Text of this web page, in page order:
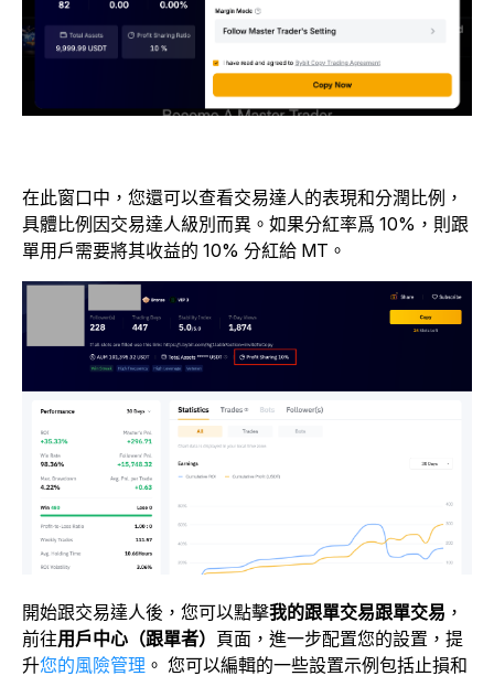
在此窗口中，您還可以查看交易達人的表現和分潤比例，
具體比例因交易達人級別而異。如果分紅率爲 10%，則跟
單用戶需要將其收益的 10% 分紅給 MT。
開始跟交易達人後，您可以點擊我的跟單交易跟單交易 ，
前往用戶中心（跟單者） 頁面，進一步配置您的設置，提
升您的風險管理 。 您可以編輯的一些設置示例包括止損和